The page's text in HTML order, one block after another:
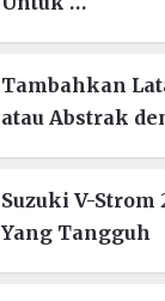
Tambahkan
atau Abstrak
Suzuki V-Strom
Yang Tangguh